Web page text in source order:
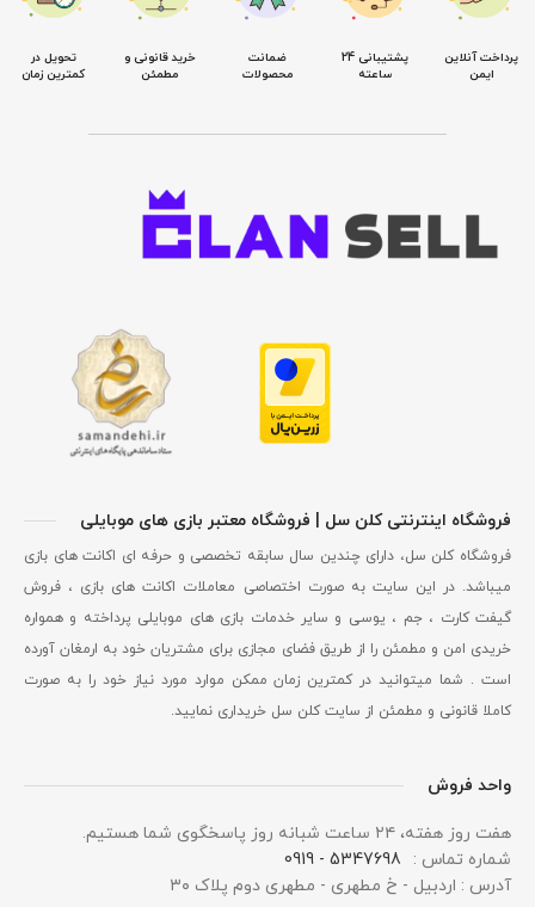
پرداخت آنلاین
ایمن
پشتیبانی 24
ساعته
ضمانت
محصولات
خرید قانونی و
مطمئن
تحویل در
کمترین زمان
فروشگاه اینترنتی کلن سل | فروشگاه معتبر بازی های موبایلی
فروشگاه کلن سل، دارای چندین سال سابقه تخصصی و حرفه ای اکانت های بازی
میباشد. در این سایت به صورت اختصاصی معاملات اکانت های بازی ، فروش
گیفت کارت ، جم ، یوسی و سایر خدمات بازی های موبایلی پرداخته و همواره
خریدی امن و مطمئن را از طریق فضای مجازی برای مشتریان خود به ارمغان آورده
است . شما میتوانید در کمترین زمان ممکن موارد مورد نیاز خود را به صورت
کاملا قانونی و مطمئن از سایت کلن سل خریداری نمایید.
واحد فروش
هفت روز هفته، ۲۴ ساعت شبانه‌ روز پاسخگوی شما هستیم.
شماره تماس :
5347698 - 0919
آدرس : اردبیل - خ مطهری - مطهری دوم پلاک ۳۰